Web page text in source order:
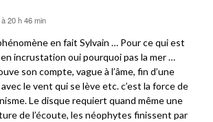
20 h 46 min
en fait Sylvain … Pour ce qui est
incrustation oui pourquoi pas la mer …
son compte, vague à l’âme, fin d’une
le vent qui se lève etc. c’est la force de
Le disque requiert quand même une
de l’écoute, les néophytes finissent par